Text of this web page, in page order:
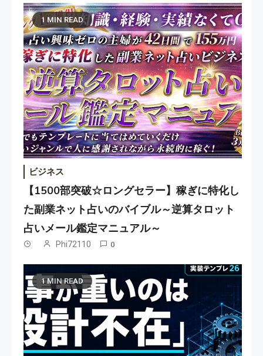
1 MIN READ
ビジネス
【1500部突破☆ロングセラー】稼ぎに特化し
た副業ネット占いのバイブル～逆算タロット
占いメール鑑定マニュアル～
Phi72110 0
1 MIN READ